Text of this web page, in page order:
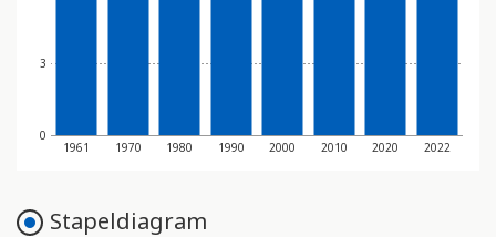
0
3
1961 1970 1980 1990 2000 2010 2020 2022
Stapeldiagram